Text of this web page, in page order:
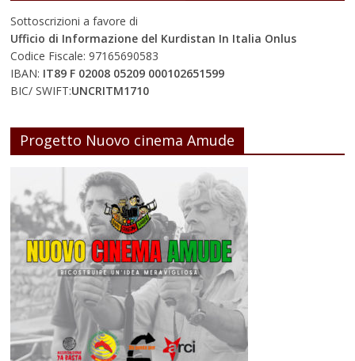
Sottoscrizioni a favore di
Ufficio di Informazione del Kurdistan In Italia Onlus
Codice Fiscale: 97165690583
IBAN: IT89 F 02008 05209 000102651599
BIC/ SWIFT:UNCRITM1710
Progetto Nuovo cinema Amude